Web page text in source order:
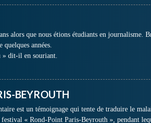
alors que nous étions étudiants en
années.
» dit-il en souriant.
BEYROUTH
est un témoignage qui tente de traduire le
« Rond-Point Paris-Beyrouth », pendant